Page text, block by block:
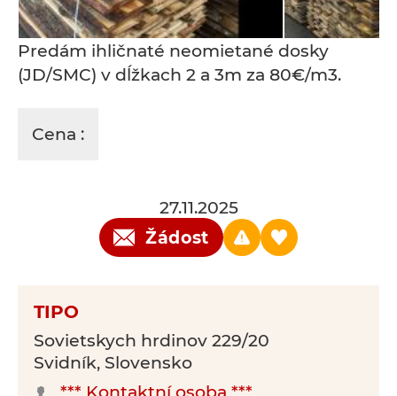
Predám ihličnaté neomietané dosky
(JD/SMC) v dĺžkach 2 a 3m za 80€/m3.
Cena :
27.11.2025
Žádost
TIPO
Sovietskych hrdinov 229/20
Svidník, Slovensko